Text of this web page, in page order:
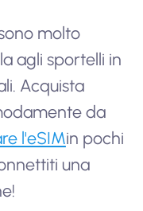
molto
agli sportelli in
Acquista
da
l'eSIMin pochi
una